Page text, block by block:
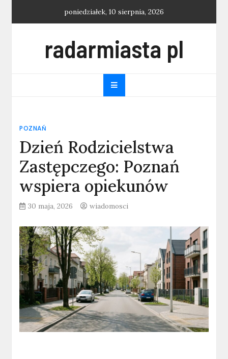
poniedziałek, 10 sierpnia, 2026
radarmiasta pl
POZNAŃ
Dzień Rodzicielstwa
Zastępczego: Poznań
wspiera opiekunów
30 maja, 2026 wiadomosci